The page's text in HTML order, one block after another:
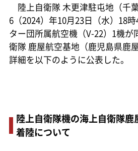
陸上自衛隊 木更津駐屯地（千
6（2024）年10月23日（水）18
ター団所属航空機（V-22）1機が
衛隊 鹿屋航空基地（鹿児島県鹿
詳細を以下のように公表した。
陸上自衛隊機の海上自衛隊
着陸について